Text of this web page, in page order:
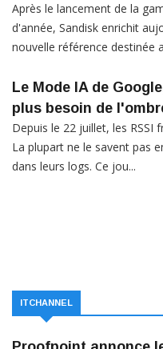
Après le lancement de la
d'année, Sandisk enrichit
nouvelle référence destinée
Le Mode IA de
plus besoin de
Depuis le 22 juillet, les RSSI
La plupart ne le savent pas
dans leurs logs. Ce jou...
ITCHANNEL